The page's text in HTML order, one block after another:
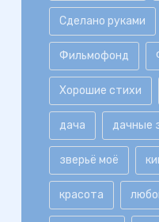
Сделано руками
Фильмофонд
Хорошие стихи
дача дачные
зверьё моё
красота